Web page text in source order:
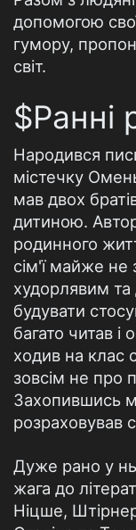
допомогою
гумору,
світ.
$Ранні
Народився
містечку
мав двох
дитиною.
родинного
сім'ї майже не
худорлявим
будувати
багато читав
ходив на клас
зовсім не про
Захопившись
розраховував
Дуже рано у
жага до
Ніцше,